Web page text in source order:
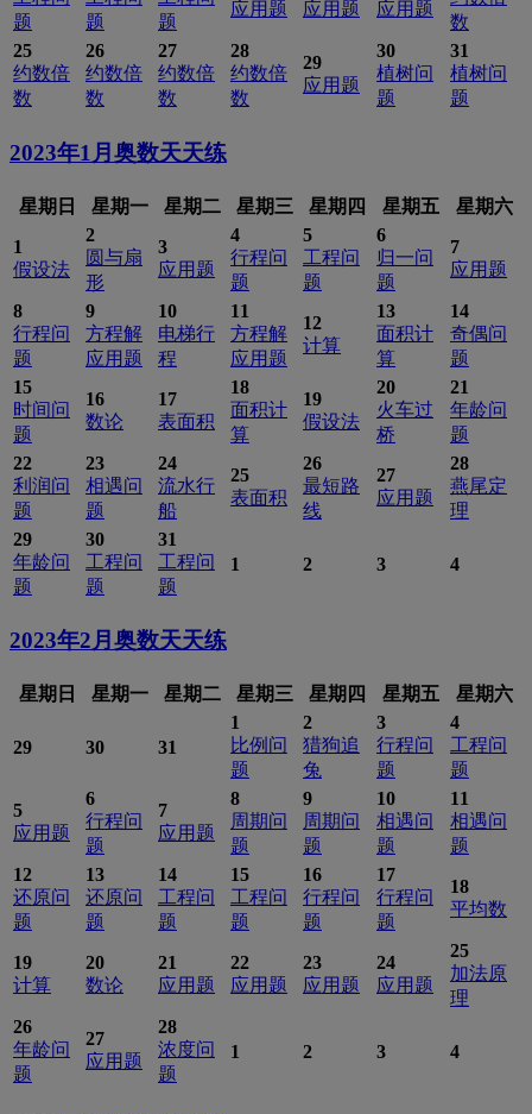
题
题
题
应用题 应用题 应用题
数
25
约数倍
数
26
约数倍
数
27
约数倍
数
28
约数倍
数
29
应用题
30
植树问
题
31
植树问
题
2023年1月 奥数天天练
星期日 星期一 星期二 星期三 星期四 星期五
星期六
1
假设法
2
圆与扇
形
3
应用题
4
行程问
题
5
工程问
题
6
归一问
题
7
应用题
8
行程问
题
9
方程解
应用题
10
电梯行
程
11
方程解
应用题
12
计算
13
面积计
算
14
奇偶问
题
15
时间问
题
16
数论
17
表面积
18
面积计
算
19
假设法
20
火车过
桥
21
年龄问
题
22
利润问
题
23
相遇问
题
24
流水行
船
25
表面积
26
最短路
线
27
应用题
28
燕尾定
理
29
年龄问
题
30
工程问
题
31
工程问
题
1 2 3 4
2023年2月 奥数天天练
星期日 星期一 星期二 星期三 星期四 星期五 星期六
29 30 31
1
比例问
题
2
猎狗追
兔
3
行程问
题
4
工程问
题
5
应用题
6
行程问
题
7
应用题
8
周期问
题
9
周期问
题
10
相遇问
题
11
相遇问
题
12
还原问
题
13
还原问
题
14
工程问
题
15
工程问
题
16
行程问
题
17
行程问
题
18
平均数
19
计算
20
数论
21
应用题
22
应用题
23
应用题
24
应用题
25
加法原
理
26
年龄问
题
27
应用题
28
浓度问
题
1 2 3 4